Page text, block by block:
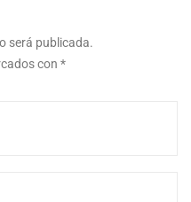
será publicada.
con *